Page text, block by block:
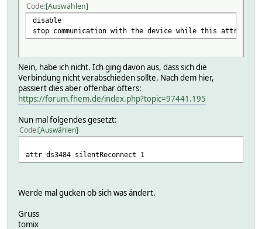
Code Auswählen
disable
stop communication with the device while this
Nein, habe ich nicht. Ich ging davon aus, dass sich die
Verbindung nicht verabschieden sollte. Nach dem hier,
passiert dies aber offenbar öfters:
https://forum.fhem.de/index.php?topic=97441.195
Nun mal folgendes gesetzt:
Code Auswählen
attr ds3484 silentReconnect 1
Werde mal gucken ob sich was ändert.
Gruss
tomix